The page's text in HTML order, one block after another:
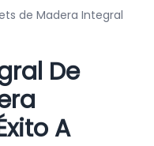
de Madera Integral
De
A